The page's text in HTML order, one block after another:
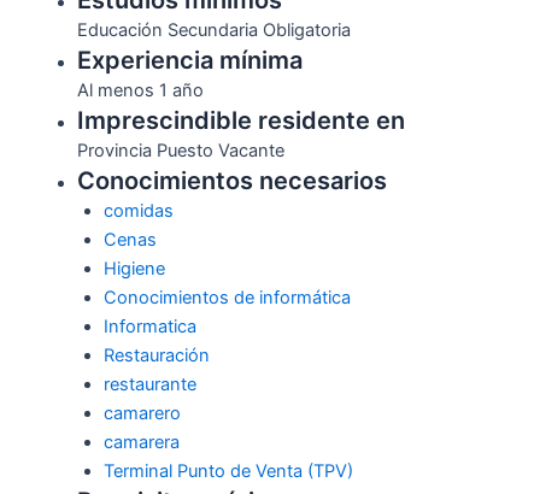
Educación Secundaria Obligatoria
Experiencia mínima
Al menos 1 año
Imprescindible residente en
Provincia Puesto Vacante
Conocimientos necesarios
comidas
Cenas
Higiene
Conocimientos de informática
Informatica
Restauración
restaurante
camarero
camarera
Terminal Punto de Venta (TPV)